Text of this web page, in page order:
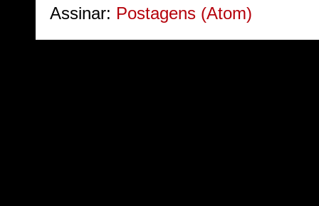
Assinar: Postagens (Atom)